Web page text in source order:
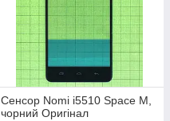
Сенсор Nomi i5510 Space M,
чорний Оригінал